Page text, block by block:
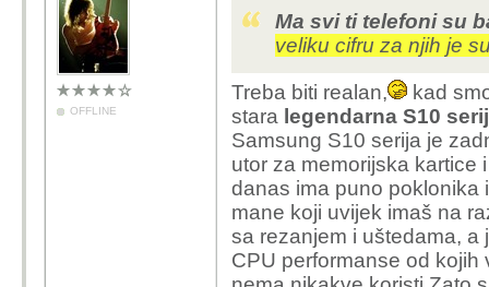
OFFLINE
Ma svi ti telefoni su
veliku cifru za njih je
Treba biti realan,
kad
stara legendarna S10
Samsung S10 serija je
utor za memorijska kartice
danas ima puno poklonika
mane koji uvijek imaš na
sa rezanjem i uštedama, a
CPU performanse od